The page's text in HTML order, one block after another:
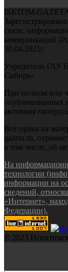
ISKITIM-
связи,
коммуникаций
30.04.2021г.
Учредитель ГАУ
Сибирь»
При полном или
опубликованных
активная
Все права на
gazeta.ru,
в том числе, об
На
технологии
информации на
сведений,
«Интернет»,
Федерации).
© 2023